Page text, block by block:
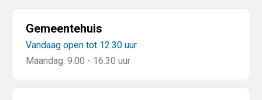
Gemeentehuis
Vandaag open tot 12.30 uur
Maandag: 9.00 - 16.30 uur